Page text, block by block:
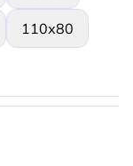
110х80